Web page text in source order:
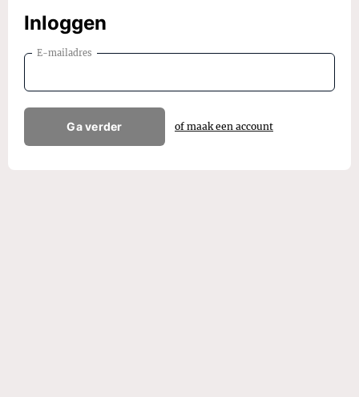
Inloggen
E-mailadres
Ga verder of maak een account